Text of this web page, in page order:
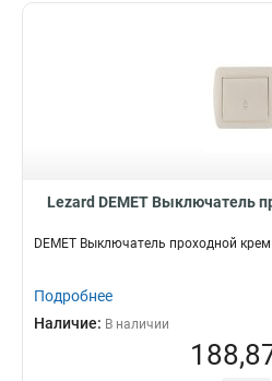
Lezard DEMET Выключатель
DEMET Выключатель проходной
Подробнее
Наличие: В наличии